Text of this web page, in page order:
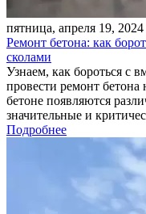
пятница, апреля 19,
Ремонт бетона: как
сколами
Узнаем, как бороться с
провести ремонт
бетоне появляются
значительные и
Подробнее